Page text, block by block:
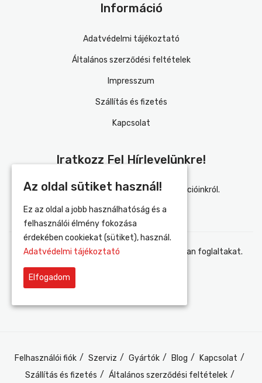
Információ
Adatvédelmi tájékoztató
Általános szerződési feltételek
Impresszum
Szállítás és fizetés
Kapcsolat
Iratkozz Fel Hírlevelünkre!
Értesülj elsőként újdonságainkról és akcióinkról.
Elfogadom az adatvédelmi tájékoztatóban foglaltakat.
Felhasználói fiók Szerviz Gyártók Blog
Kapcsolat
Szállítás és fizetés
Általános szerződési feltételek
Az oldal sütiket használ!
Ez az oldal a jobb használhatóság és a
felhasználói élmény fokozása
érdekében cookiekat (sütiket), használ.
Adatvédelmi tájékoztató
Elfogadom